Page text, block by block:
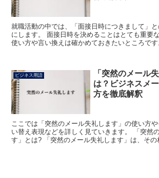
就職活動の中では、「面接日時につきまして」
にします。 面接日時を決めることはとても重要
使い方や言い換えは確かめておきたいところです
ビジネス用語
「突然のメール
は？ビジネスメ
方を徹底解釈
ここでは「突然のメール失礼します」の使い方
い替え表現などを詳しく見ていきます。 「突然
す」とは? 「突然のメール失礼します」は、そ